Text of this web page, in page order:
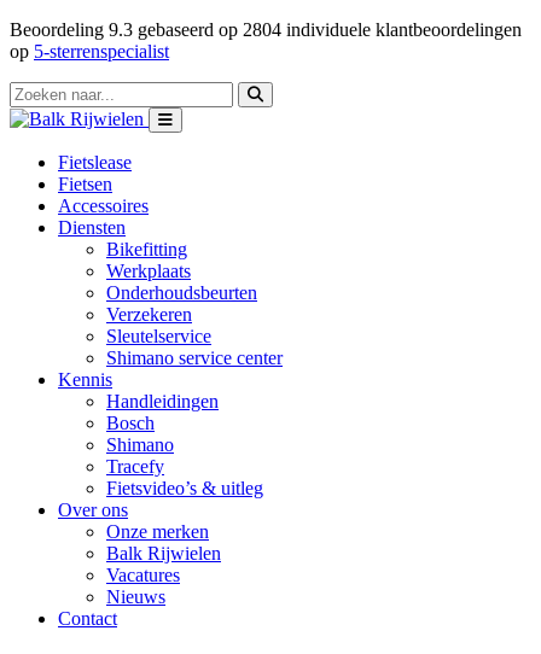
Beoordeling 9.3 gebaseerd op 2804 individuele klantbeoordelingen
op 5-sterrenspecialist
Fietslease
Fietsen
Accessoires
Diensten
Bikefitting
Werkplaats
Onderhoudsbeurten
Verzekeren
Sleutelservice
Shimano service center
Kennis
Handleidingen
Bosch
Shimano
Tracefy
Fietsvideo’s & uitleg
Over ons
Onze merken
Balk Rijwielen
Vacatures
Nieuws
Contact